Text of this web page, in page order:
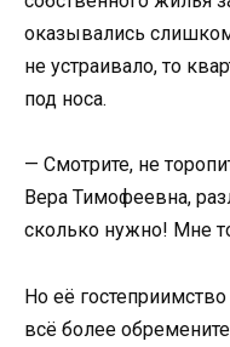
оказывались
не устраивало, то
под носа.
— Смотрите, не
Вера Тимофеевна,
сколько нужно! Мне
Но её
всё более